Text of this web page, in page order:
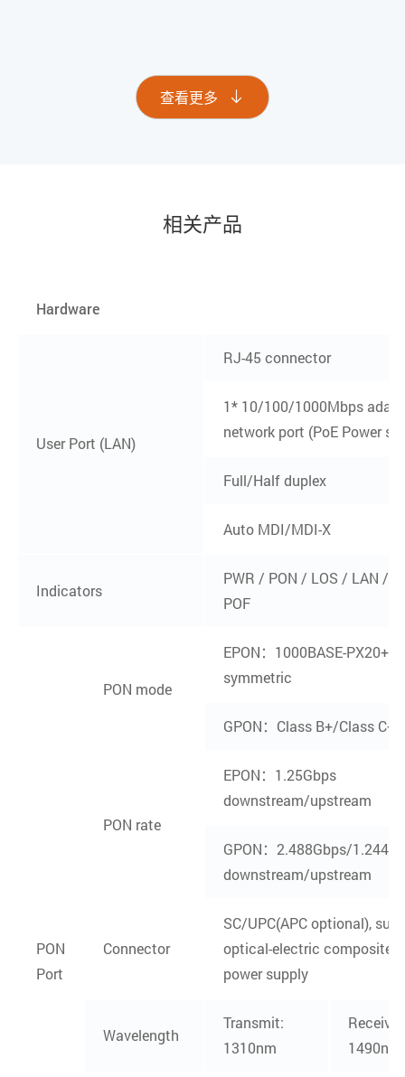
查看更多 
相关产品
Hardware
User Port (LAN)
RJ-45 connector
1* 10/100/1000Mbps
network port (PoE Power
Full/Half duplex
Auto MDI/MDI-X
Indicators
PWR / PON / LOS / LAN /
POF
PON
Port
PON mode
EPON：1000BASE-PX20+
symmetric
GPON：Class B+/Class C+
PON rate
EPON：1.25Gbps
downstream/upstream
GPON：2.488Gbps/
downstream/upstream
Connector
SC/UPC(APC optional),
optical-electric composite
power supply
Wavelength
Transmit:
1310nm
Receiver:
1490nm